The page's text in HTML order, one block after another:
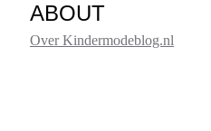
ABOUT
Over Kindermodeblog.nl